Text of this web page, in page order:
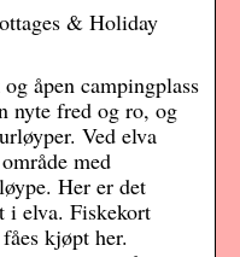
& Holiday
åpen campingplass
nyte fred og ro, og
Ved elva
med
Her er det
i elva. Fiskekort
kjøpt her.